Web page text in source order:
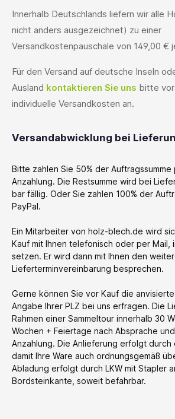
Innerhalb Deutschlands liefern wir alle
nicht anders ausgezeichnet) zu einer
Versandkostenpauschale von 149,00 €
Für den Versand auf deutsche Inseln
Ausland kontaktieren Sie uns bitte
individuelle Versandkosten an.
Versandabwicklung bei
Bitte zahlen Sie 50% der Auftragssumme
Anzahlung. Die Restsumme wird bei
bar fällig. Oder Sie zahlen 100% der
PayPal.
Ein Mitarbeiter von holz-blech.de wird
Kauf mit Ihnen telefonisch oder per Mail,
setzen. Er wird dann mit Ihnen den
Lieferterminvereinbarung besprechen.
Gerne können Sie vor Kauf die
Angabe Ihrer PLZ bei uns erfragen. Die
Rahmen einer Sammeltour innerhalb 30
Wochen + Feiertage nach Absprache
Anzahlung. Die Anlieferung erfolgt durch
damit Ihre Ware auch ordnungsgemäß
Abladung erfolgt durch LKW mit Stapler
Bordsteinkante, soweit befahrbar.